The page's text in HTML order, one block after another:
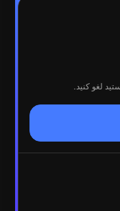
لغو کنید.